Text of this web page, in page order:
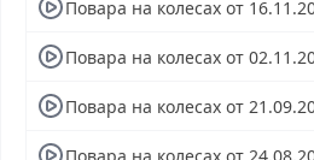
Повара на колесах, Повара на
колесах, смотреть программу
Повара на колесах от
Повара на колесах от
Повара на колесах от
Повара на колесах от